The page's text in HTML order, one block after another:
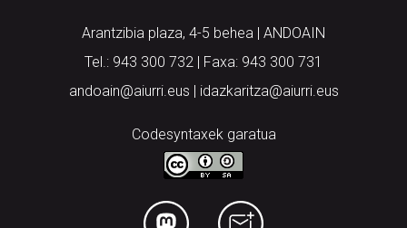
Arantzibia plaza, 4-5 behea | ANDOAIN
Tel.: 943 300 732 | Faxa: 943 300 731
andoain@aiurri.eus | idazkaritza@aiurri.eus
Codesyntaxek garatua